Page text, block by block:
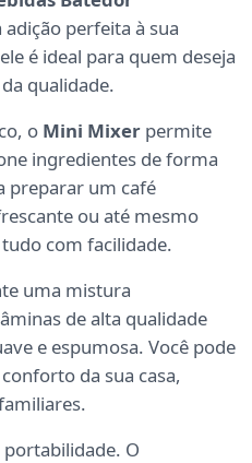
adição perfeita à sua
é ideal para quem deseja
qualidade.
o Mini Mixer permite
ingredientes de forma
preparar um café
ou até mesmo
com facilidade.
uma mistura
de alta qualidade
e espumosa. Você pode
da sua casa,
O